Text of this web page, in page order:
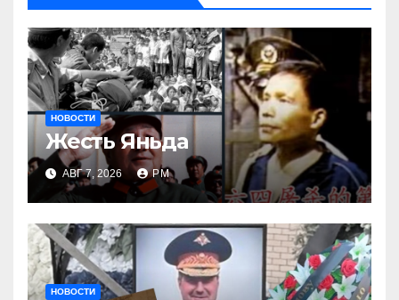
НОВОСТИ
Жесть Яньда
АВГ 7, 2026 РМ
НОВОСТИ